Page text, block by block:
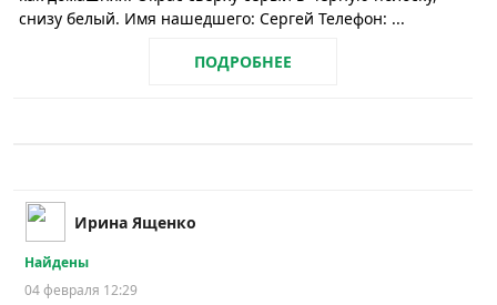
снизу белый. Имя нашедшего: Сергей Телефон: ...
ПОДРОБНЕЕ
Ирина Ященко
Найдены
04 февраля 12:29